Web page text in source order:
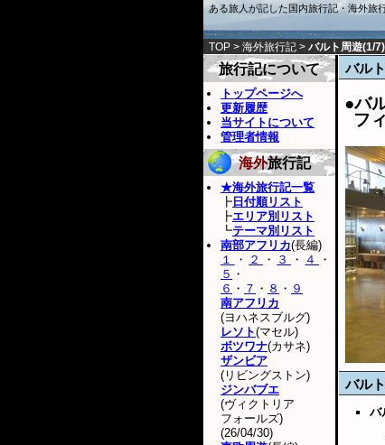
ある旅人が記した国内旅行記・海外旅
TOP > 海外旅行記 > バルト周遊(1/7)
バル
●バ
フ
バル
バ
旅行記について
トップページへ
更新履歴
当サイトについて
管理者情報
海外旅行記
★海外旅行記一覧
┣ 日付順リスト
┣エリア別リスト
┗テーマ別リスト
南部アフリカ(長編)
１
・ ２ ・ ３ ・ ４
・
５ ・
６ ・ ７ ・ ８ ・ ９
南アフリカ
(ヨハネスブルグ)
レソト(マセル)
ボツワナ(カサネ)
ザンビア
(リビングストン)
ジンバブエ
(ヴィクトリア
フォールズ)
(26/04/30)